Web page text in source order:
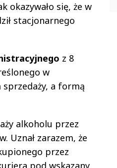
okazywało się, że w
stacjonarnego
z 8
w
a formą
alkoholu przez
Uznał zarazem, że
przez
pod wskazany